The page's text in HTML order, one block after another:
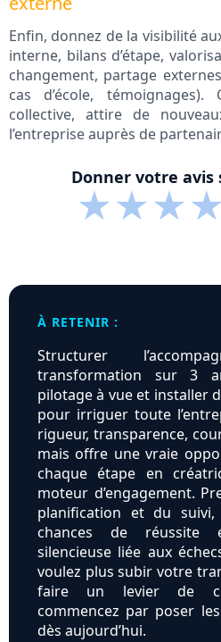
Enfin, donnez de la visibilité
interne, bilans d’étape,
changement, partage
cas d’école,
collective, attire de
l’entreprise auprès de
Donner votre avis
★★★★
À RETENIR :
Structurer
transformation sur 3
pilotage à vue et installer
pour irriguer toute
rigueur, transparence,
mais offre une vraie
chaque étape en
moteur d’engagement.
planification et du suivi,
chances de réussite
silencieuse liée aux
voulez plus subir votre
faire un levier de
commencez par poser
dès aujourd’hui.